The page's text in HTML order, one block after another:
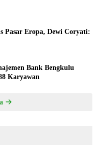
Pasar Eropa, Dewi Coryati:
Bank Bengkulu
Karyawan